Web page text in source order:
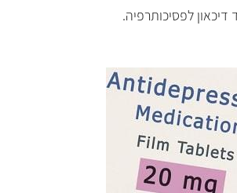
דיכאון לפסיכותרפיה.